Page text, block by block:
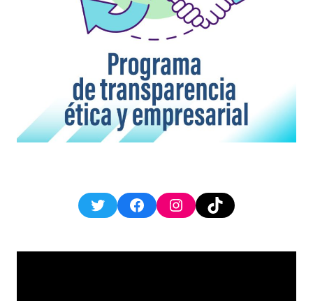
TwitterFacebookInstagram
TikTok